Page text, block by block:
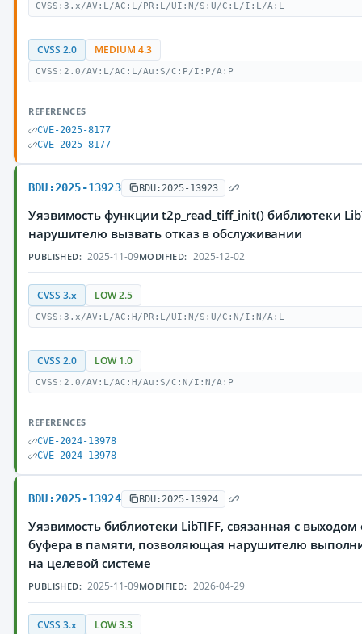
CVSS:3.x/AV:L/AC:L/PR:L/UI:N/S:U/C:L/I:L/A:L
CVSS 2.0 MEDIUM 4.3
CVSS:2.0/AV:L/AC:L/Au:S/C:P/I:P/A:P
REFERENCES
CVE-2025-8177
CVE-2025-8177
BDU:2025-13923 BDU:2025-13923
Уязвимость функции t2p_read_tiff_init() библиотеки
нарушителю вызвать отказ в обслуживании
PUBLISHED: 2025-11-09MODIFIED: 2025-12-02
CVSS 3.x LOW 2.5
CVSS:3.x/AV:L/AC:H/PR:L/UI:N/S:U/C:N/I:N/A:L
CVSS 2.0 LOW 1.0
CVSS:2.0/AV:L/AC:H/Au:S/C:N/I:N/A:P
REFERENCES
CVE-2024-13978
CVE-2024-13978
BDU:2025-13924 BDU:2025-13924
Уязвимость библиотеки LibTIFF, связанная с
буфера в памяти, позволяющая нарушителю
на целевой системе
PUBLISHED: 2025-11-09MODIFIED: 2026-04-29
CVSS 3.x LOW 3.3